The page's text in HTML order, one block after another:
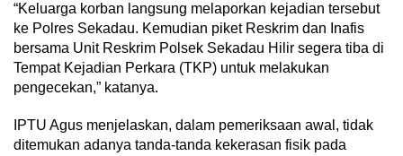
“Keluarga korban langsung melaporkan kejadian tersebut
ke Polres Sekadau. Kemudian piket Reskrim dan Inafis
bersama Unit Reskrim Polsek Sekadau Hilir segera tiba di
Tempat Kejadian Perkara (TKP) untuk melakukan
pengecekan,” katanya.
IPTU Agus menjelaskan, dalam pemeriksaan awal, tidak
ditemukan adanya tanda-tanda kekerasan fisik pada